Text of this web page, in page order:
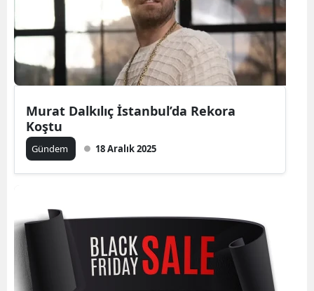
Murat Dalkılıç İstanbul’da Rekora
Koştu
Gündem 18 Aralık 2025